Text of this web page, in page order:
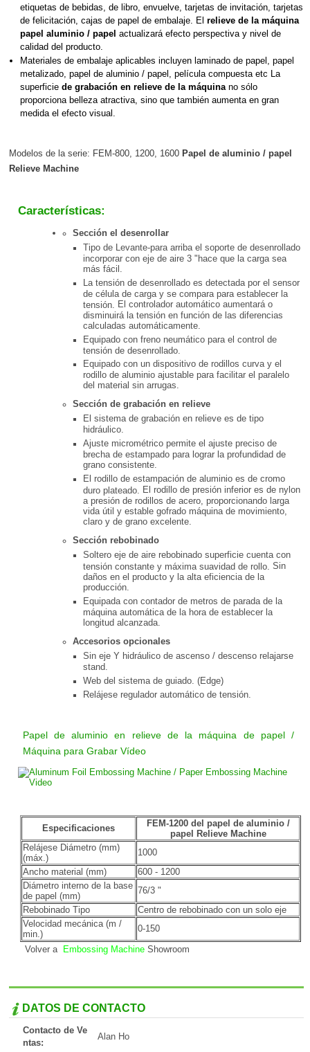
etiquetas de bebidas, de libro, envuelve, tarjetas de invitación, tarjetas
de felicitación, cajas de papel de embalaje. El relieve de la máquina
papel aluminio / papel actualizará efecto perspectiva y nivel de
calidad del producto.
Materiales de embalaje aplicables incluyen laminado de papel, papel
metalizado, papel de aluminio / papel, película compuesta etc La
superficie de grabación en relieve de la máquina no sólo
proporciona belleza atractiva, sino que también aumenta en gran
medida el efecto visual.
Modelos de la serie: FEM-800, 1200, 1600 Papel de aluminio / papel
Relieve Machine
Características:
Sección el desenrollar
Tipo de Levante-para arriba el soporte de desenrollado
incorporar con eje de aire 3 "hace que la carga sea
más fácil.
La tensión de desenrollado es detectada por el sensor
de célula de carga y se compara para establecer la
tensión.
El controlador automático aumentará o
disminuirá la tensión en función de las diferencias
calculadas automáticamente.
Equipado con freno neumático para el control de
tensión de desenrollado.
Equipado con un dispositivo de rodillos curva y el
rodillo de aluminio ajustable para facilitar el paralelo
del material sin arrugas.
Sección de grabación en relieve
El sistema de grabación en relieve es de tipo
hidráulico.
Ajuste micrométrico permite el ajuste preciso de
brecha de estampado para lograr la profundidad de
grano consistente.
El rodillo de estampación de aluminio es de cromo
duro plateado. El rodillo de presión inferior es de nylon
a presión de rodillos de acero, proporcionando larga
vida útil y estable gofrado máquina de movimiento,
claro y de grano excelente.
Sección rebobinado
Soltero eje de aire rebobinado superficie cuenta con
tensión constante y máxima suavidad de rollo. Sin
daños en el producto y la alta eficiencia de la
producción.
Equipada con contador de metros de parada de la
máquina automática de la hora de establecer la
longitud alcanzada.
Accesorios opcionales
Sin eje Y hidráulico de ascenso / descenso relajarse
stand.
Web del sistema de guiado. (Edge)
Relájese regulador automático de tensión.
Papel de aluminio en relieve de la máquina de papel /
Máquina para Grabar Vídeo
Especificaciones
FEM-1200 del papel de aluminio /
papel Relieve Machine
Relájese Diámetro (mm)
(máx.)
1000
Ancho material (mm)
600 - 1200
Diámetro interno de la base
de papel (mm)
76/3 "
Rebobinado Tipo
Centro de rebobinado con un solo eje
Velocidad mecánica (m /
min.)
0-150
Volver a Embossing Machine Showroom
DATOS DE CONTACTO
Contacto de Ve
ntas:
Alan Ho